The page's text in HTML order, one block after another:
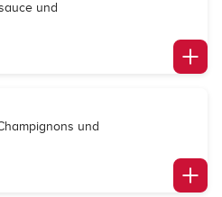
und
und